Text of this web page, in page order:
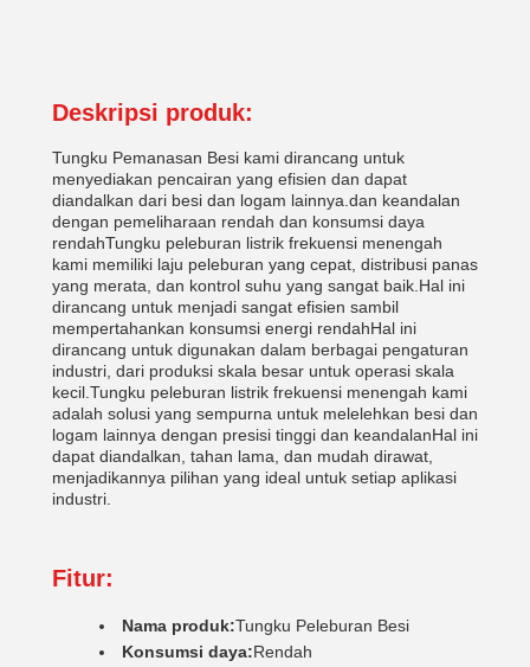
Deskripsi produk:
Tungku Pemanasan Besi kami dirancang untuk
menyediakan pencairan yang efisien dan dapat
diandalkan dari besi dan logam lainnya.dan keandalan
dengan pemeliharaan rendah dan konsumsi daya
rendahTungku peleburan listrik frekuensi menengah
kami memiliki laju peleburan yang cepat, distribusi panas
yang merata, dan kontrol suhu yang sangat baik.Hal ini
dirancang untuk menjadi sangat efisien sambil
mempertahankan konsumsi energi rendahHal ini
dirancang untuk digunakan dalam berbagai pengaturan
industri, dari produksi skala besar untuk operasi skala
kecil.Tungku peleburan listrik frekuensi menengah kami
adalah solusi yang sempurna untuk melelehkan besi dan
logam lainnya dengan presisi tinggi dan keandalanHal ini
dapat diandalkan, tahan lama, dan mudah dirawat,
menjadikannya pilihan yang ideal untuk setiap aplikasi
industri.
Fitur:
Nama produk:Tungku Peleburan Besi
Konsumsi daya:Rendah